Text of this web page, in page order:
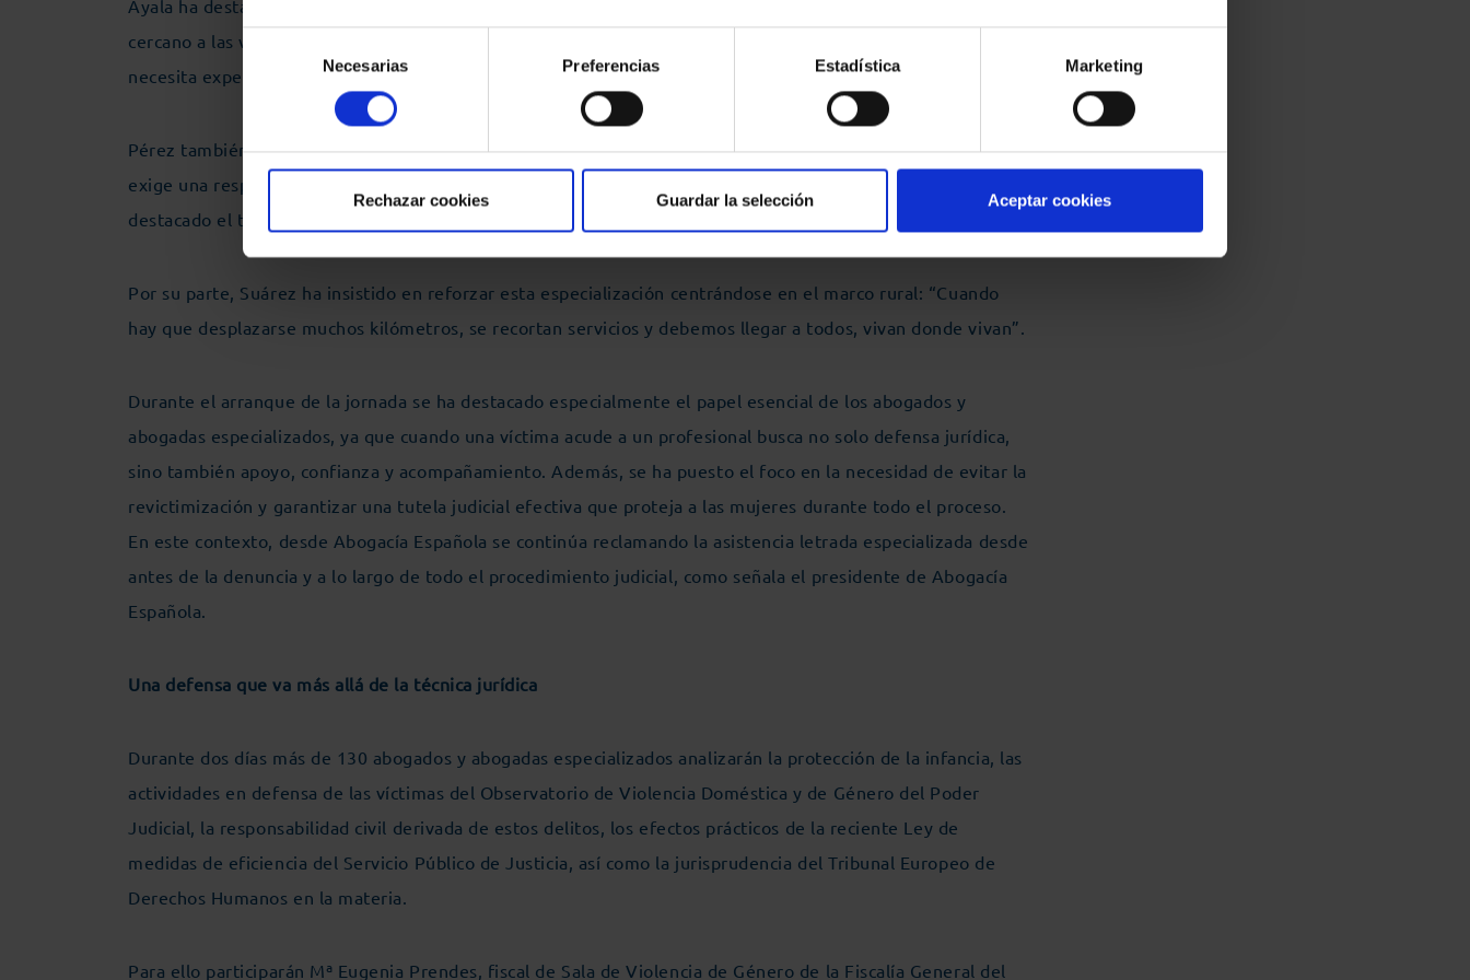
consentimiento
Necesarias Preferencias Estadística Marketing
Rechazar cookies Guardar la selección Aceptar cookies
Ayala ha destacado la labor de la abogacía como “pieza imprescindible en el acompañamiento personal y
cercano a las víctimas”. Por lo que, como ha señalado, “no basta con conocer la ley, se
necesita experiencia, sensibilidad, vocación y especialización”.
Pérez también ha remarcado la necesidad de una abogacía preparada porque “la violencia sobre la mujer nos
exige una respuesta sería, contundente, comprometida y eficaz”. Pérez, junto a Rodríguez Santocildes, ha
destacado el trabajo de la Subcomisión de Violencia sobre las Mujeres de Abogacía Española.
Por su parte, Suárez ha insistido en reforzar esta especialización centrándose en el marco rural: “Cuando
hay que desplazarse muchos kilómetros, se recortan servicios y debemos llegar a todos, vivan donde vivan”.
Durante el arranque de la jornada se ha destacado especialmente el papel esencial de los abogados y
abogadas especializados, ya que cuando una víctima acude a un profesional busca no solo defensa jurídica,
sino también apoyo, confianza y acompañamiento. Además, se ha puesto el foco en la necesidad de evitar la
revictimización y garantizar una tutela judicial efectiva que proteja a las mujeres durante todo el proceso.
En este contexto, desde Abogacía Española se continúa reclamando la asistencia letrada especializada desde
antes de la denuncia y a lo largo de todo el procedimiento judicial, como señala el presidente de Abogacía
Española.
Una defensa que va más allá de la técnica jurídica
Durante dos días más de 130 abogados y abogadas especializados analizarán la protección de la infancia, las
actividades en defensa de las víctimas del Observatorio de Violencia Doméstica y de Género del Poder
Judicial, la responsabilidad civil derivada de estos delitos, los efectos prácticos de la reciente Ley de
medidas de eficiencia del Servicio Público de Justicia, así como la jurisprudencia del Tribunal Europeo de
Derechos Humanos en la materia.
Para ello participarán Mª Eugenia Prendes, fiscal de Sala de Violencia de Género de la Fiscalía General del